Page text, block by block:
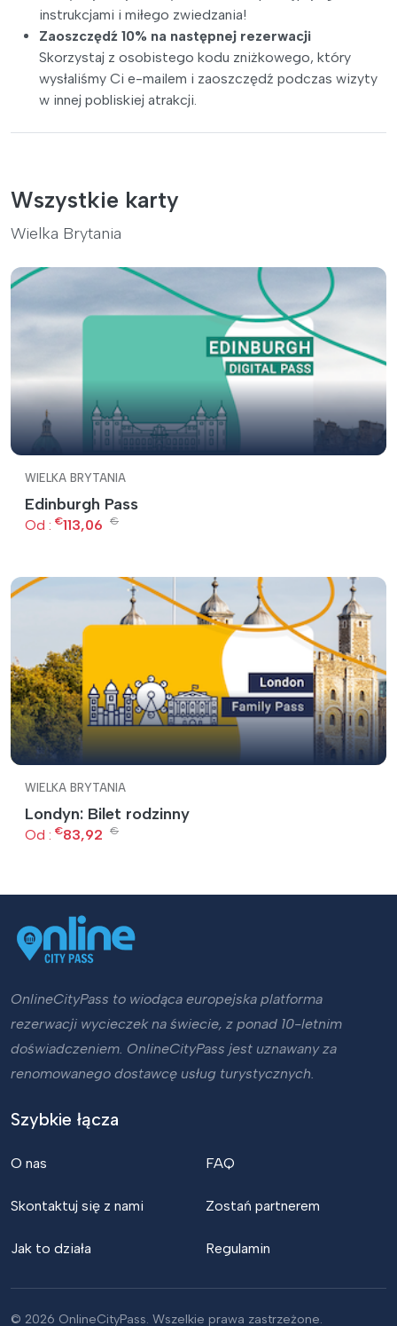
instrukcjami i miłego zwiedzania!
Zaoszczędź 10% na następnej rezerwacji
Skorzystaj z osobistego kodu zniżkowego, który
wysłaliśmy Ci e-mailem i zaoszczędź podczas wizyty
w innej pobliskiej atrakcji.
Wszystkie karty
Wielka Brytania
WIELKA BRYTANIA
Edinburgh Pass
Od : €113,06 €
WIELKA BRYTANIA
Londyn: Bilet rodzinny
Od : €83,92 €
OnlineCityPass to wiodąca europejska platforma
rezerwacji wycieczek na świecie, z ponad 10-letnim
doświadczeniem. OnlineCityPass jest uznawany za
renomowanego dostawcę usług turystycznych.
Szybkie łącza
O nas
Skontaktuj się z nami
Jak to działa
FAQ
Zostań partnerem
Regulamin
© 2026 OnlineCityPass. Wszelkie prawa zastrzeżone.